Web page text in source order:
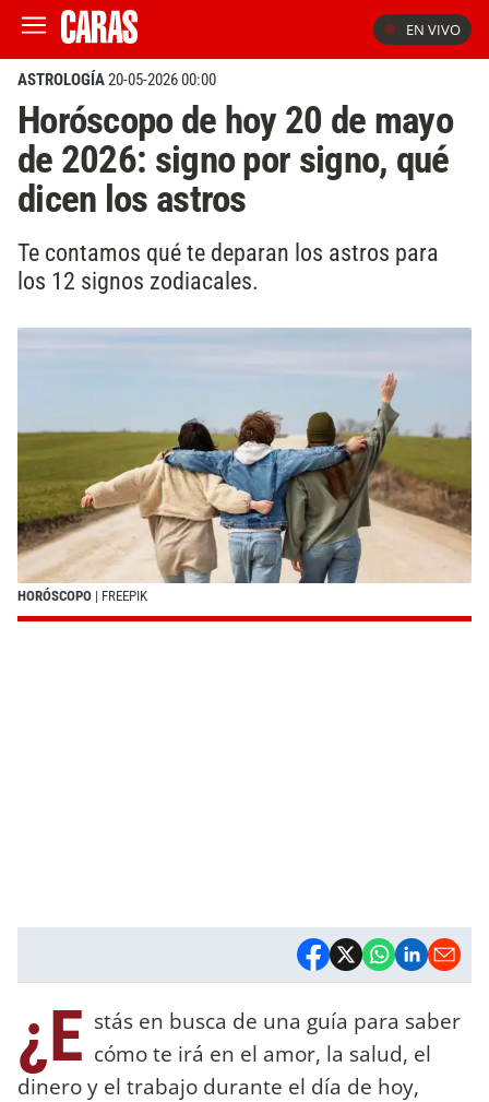
EN VIVO
ASTROLOGÍA20-05-2026 00:00
Horóscopo de hoy 20 de mayo
de 2026: signo por signo, qué
dicen los astros
Te contamos qué te deparan los astros para
los 12 signos zodiacales.
HORÓSCOPO | FREEPIK
¿E stás en busca de una guía para saber
cómo te irá en el amor, la salud, el
dinero y el trabajo durante el día de hoy,